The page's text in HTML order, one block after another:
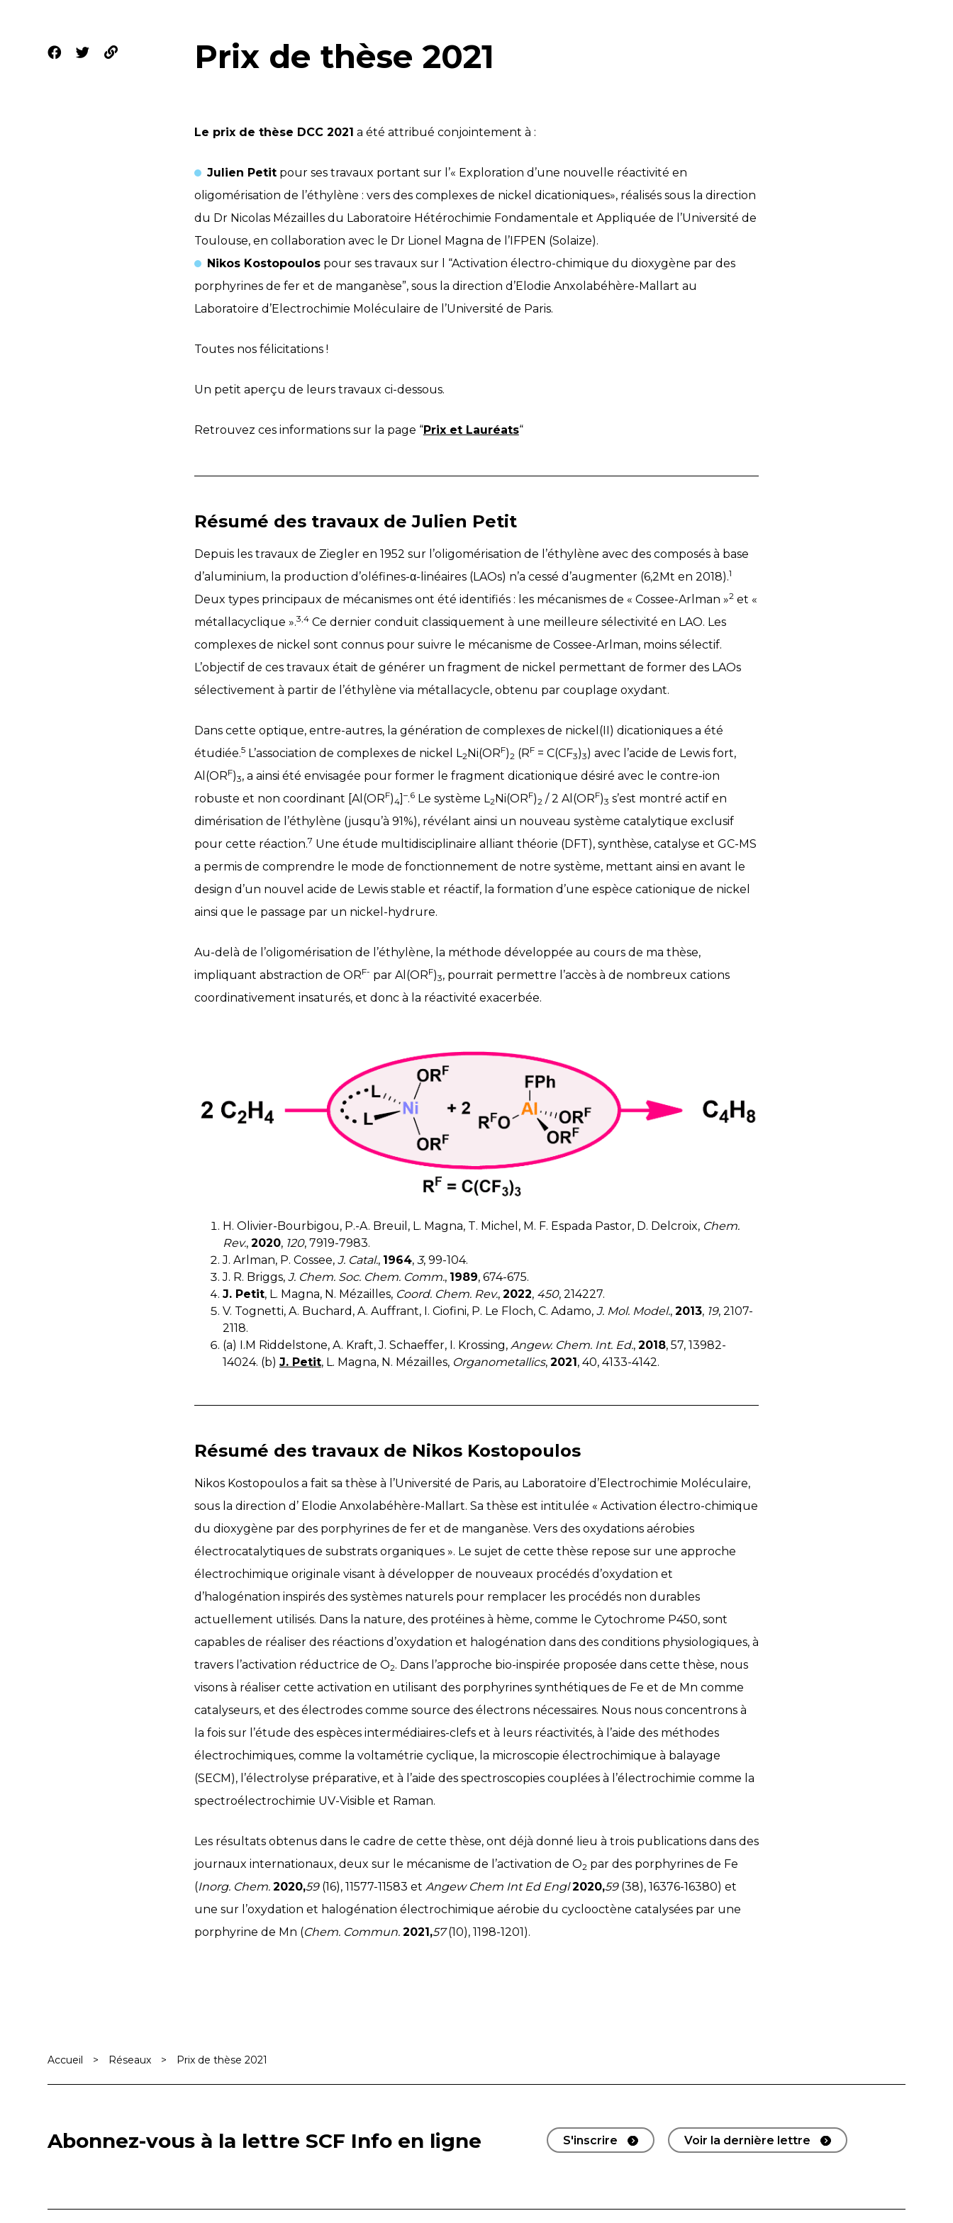
Prix de thèse 2021
Le prix de thèse DCC 2021 a été attribué conjointement à :
Julien Petitpour ses travaux portant sur l’« Exploration d’une nouvelle réactivité en
oligomérisation de l’éthylène : vers des complexes de nickel dicationiques», réalisés sous la direction
du Dr Nicolas Mézailles du Laboratoire Hétérochimie Fondamentale et Appliquée de l’Université de
Toulouse, en collaboration avec le Dr Lionel Magna de l’IFPEN (Solaize).
Nikos Kostopoulospour ses travaux sur l “Activation électro-chimique du dioxygène par des
porphyrines de fer et de manganèse”, sous la direction d’Elodie Anxolabéhère-Mallart au
Laboratoire d’Electrochimie Moléculaire de l’Université de Paris.
Toutes nos félicitations !
Un petit aperçu de leurs travaux ci-dessous.
Retrouvez ces informations sur la page “Prix et Lauréats“
Résumé des travaux de Julien Petit
Depuis les travaux de Ziegler en 1952 sur l’oligomérisation de l’éthylène avec des composés à base
d’aluminium, la production d’oléfines-α-linéaires (LAOs) n’a cessé d’augmenter (6,2Mt en 2018).1
Deux types principaux de mécanismes ont été identifiés : les mécanismes de « Cossee-Arlman »2et «
métallacyclique ».3,4Ce dernier conduit classiquement à une meilleure sélectivité en LAO. Les
complexes de nickel sont connus pour suivre le mécanisme de Cossee-Arlman, moins sélectif.
L’objectif de ces travaux était de générer un fragment de nickel permettant de former des LAOs
sélectivement à partir de l’éthylène via métallacycle, obtenu par couplage oxydant.
Dans cette optique, entre-autres, la génération de complexes de nickel(II) dicationiques a été
étudiée.5L’association de complexes de nickel L2Ni(ORF)2 (RF= C(CF3)3) avec l’acide de Lewis fort,
Al(ORF)3, a ainsi été envisagée pour former le fragment dicationique désiré avec le contre-ion
robuste et non coordinant [Al(ORF)4] –.6Le système L2Ni(ORF)2 / 2 Al(ORF)3 s’est montré actif en
dimérisation de l’éthylène (jusqu’à 91%), révélant ainsi un nouveau système catalytique exclusif
pour cette réaction.7 Une étude multidisciplinaire alliant théorie (DFT), synthèse, catalyse et GC-MS
a permis de comprendre le mode de fonctionnement de notre système, mettant ainsi en avant le
design d’un nouvel acide de Lewis stable et réactif, la formation d’une espèce cationique de nickel
ainsi que le passage par un nickel-hydrure.
Au-delà de l’oligomérisation de l’éthylène, la méthode développée au cours de ma thèse,
impliquant abstraction de ORF- par Al(ORF)3, pourrait permettre l’accès à de nombreux cations
coordinativement insaturés, et donc à la réactivité exacerbée.
H. Olivier-Bourbigou, P.-A. Breuil, L. Magna, T. Michel, M. F. Espada Pastor, D. Delcroix, Chem.
Rev., 2020, 120, 7919-7983.
J. Arlman, P. Cossee, J. Catal., 1964, 3, 99-104.
J. R. Briggs, J. Chem. Soc. Chem. Comm., 1989, 674-675.
J. Petit, L. Magna, N. Mézailles, Coord. Chem. Rev., 2022, 450, 214227.
V. Tognetti, A. Buchard, A. Auffrant, I. Ciofini, P. Le Floch, C. Adamo, J. Mol. Model., 2013, 19, 2107-
2118.
(a) I.M Riddelstone, A. Kraft, J. Schaeffer, I. Krossing, Angew. Chem. Int. Ed., 2018, 57, 13982-
14024. (b) J. Petit, L. Magna, N. Mézailles, Organometallics, 2021 , 40, 4133-4142.
Résumé des travaux de Nikos Kostopoulos
Nikos Kostopoulos a fait sa thèse à l’Université de Paris, au Laboratoire d’Electrochimie Moléculaire,
sous la direction d’ Elodie Anxolabéhère-Mallart. Sa thèse est intitulée « Activation électro-chimique
du dioxygène par des porphyrines de fer et de manganèse. Vers des oxydations aérobies
électrocatalytiques de substrats organiques ». Le sujet de cette thèse repose sur une approche
électrochimique originale visant à développer de nouveaux procédés d’oxydation et
d’halogénation inspirés des systèmes naturels pour remplacer les procédés non durables
actuellement utilisés. Dans la nature, des protéines à hème, comme le Cytochrome P450, sont
capables de réaliser des réactions d’oxydation et halogénation dans des conditions physiologiques, à
travers l’activation réductrice de O2. Dans l’approche bio-inspirée proposée dans cette thèse, nous
visons à réaliser cette activation en utilisant des porphyrines synthétiques de Fe et de Mn comme
catalyseurs, et des électrodes comme source des électrons nécessaires. Nous nous concentrons à
la fois sur l’étude des espèces intermédiaires-clefs et à leurs réactivités, à l’aide des méthodes
électrochimiques, comme la voltamétrie cyclique, la microscopie électrochimique à balayage
(SECM), l’électrolyse préparative, et à l’aide des spectroscopies couplées à l’électrochimie comme la
spectroélectrochimie UV-Visible et Raman.
Les résultats obtenus dans le cadre de cette thèse, ont déjà donné lieu à trois publications dans des
journaux internationaux, deux sur le mécanisme de l’activation de O2 par des porphyrines de Fe
(Inorg. Chem. 2020,59(16), 11577-11583 et Angew Chem Int Ed Engl2020,59(38), 16376-16380) et
une sur l’oxydation et halogénation électrochimique aérobie du cyclooctène catalysées par une
porphyrine de Mn (Chem. Commun. 2021,57(10), 1198-1201).
Accueil > Réseaux > Prix de thèse 2021
Abonnez-vous à la lettre SCF Info en ligne S'inscrire Voir la dernière lettre